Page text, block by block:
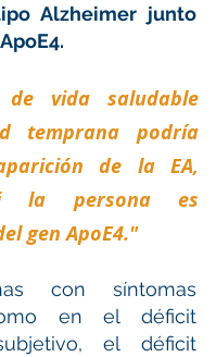
Alzheimer junto
vida saludable
temprana podría
de la EA,
la persona es
gen ApoE4."
con síntomas
en el déficit
el déficit